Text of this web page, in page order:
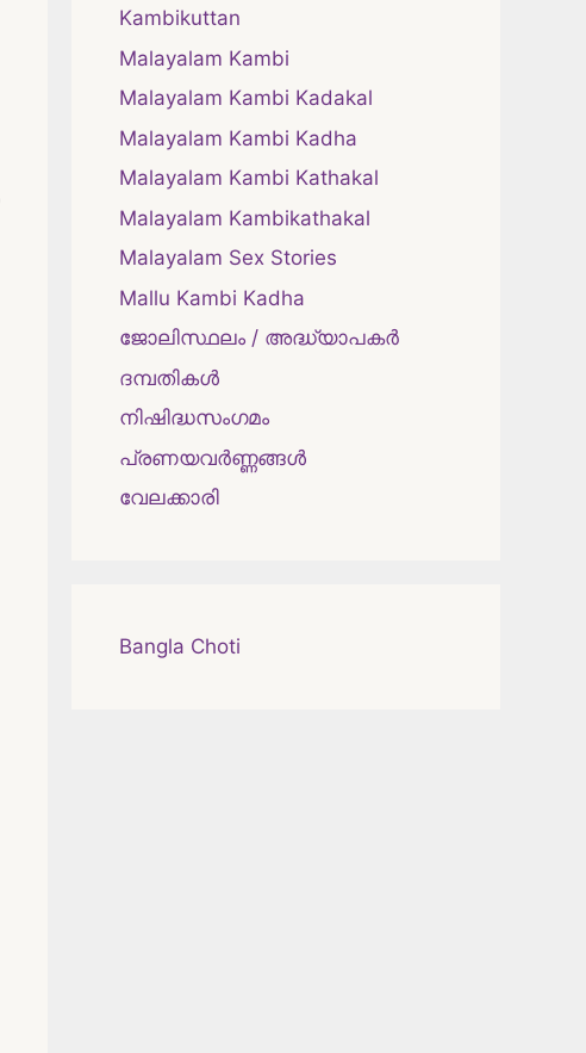
Kambikuttan
Malayalam Kambi
Malayalam Kambi Kadakal
Malayalam Kambi Kadha
Malayalam Kambi Kathakal
Malayalam Kambikathakal
Malayalam Sex Stories
Mallu Kambi Kadha
ജോലിസ്ഥലം / അദ്ധ്യാപകർ
ദമ്പതികള്‍
നിഷിദ്ധസംഗമം
പ്രണയവർണ്ണങ്ങൾ
വേലക്കാരി
Bangla Choti